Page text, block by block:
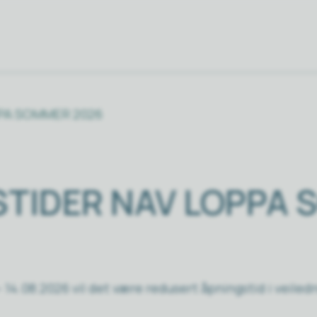
SOMMER 2026
NAV LOPPA
14.08.2026 vil det være redusert åpningstid i